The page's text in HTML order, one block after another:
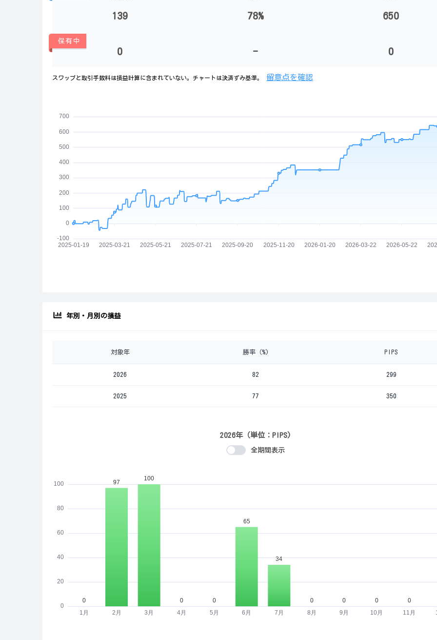
139 78% 650
保有中
0 - 0
スワップと取引手数料は損益計算に含まれていない。チャートは決済ずみ基準。 留意点を確認
年別・月別の損益
対象年 勝率（%) PIPS
2026 82 299
2025 77 350
2026年（単位：PIPS)
全期間表示